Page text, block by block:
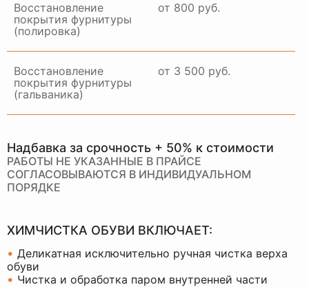
Восстановление
покрытия фурнитуры
(полировка)
от 800 руб.
Восстановление
покрытия фурнитуры
(гальваника)
от 3 500 руб.
Надбавка за срочность + 50% к стоимости
РАБОТЫ НЕ УКАЗАННЫЕ В ПРАЙСЕ
СОГЛАСОВЫВАЮТСЯ В ИНДИВИДУАЛЬНОМ
ПОРЯДКЕ
ХИМЧИСТКА ОБУВИ ВКЛЮЧАЕТ:
• Деликатная исключительно ручная чистка верха
обуви
• Чистка и обработка паром внутренней части